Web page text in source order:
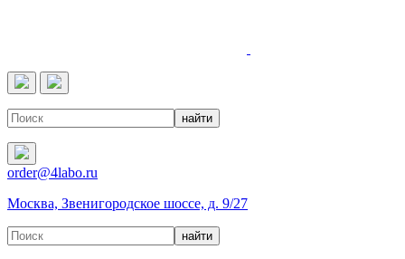
order@4labo.ru
Москва, Звенигородское шоссе, д. 9/27